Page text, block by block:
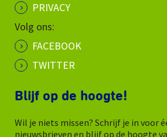
PRIVACY
Volg ons:
FACEBOOK
TWITTER
Blijf op de hoogte!
Wil je niets missen? Schrijf je in voor
nieuwsbrieven en blijf op de hoogte